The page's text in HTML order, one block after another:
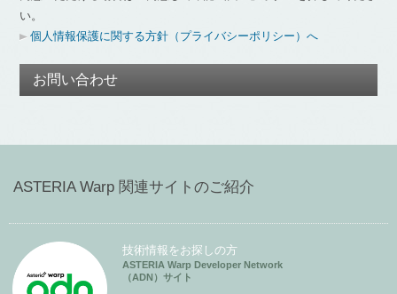
い。
個人情報保護に関する方針（プライバシーポリシー）へ
お問い合わせ
ASTERIA Warp 関連サイトのご紹介
技術情報をお探しの方
ASTERIA Warp Developer Network
（ADN）サイト